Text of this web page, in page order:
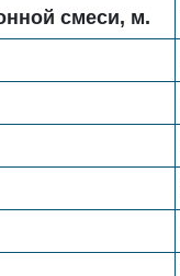
смеси, м.